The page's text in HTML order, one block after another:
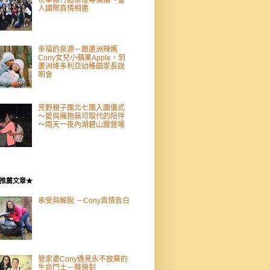
人國際真情相邀
幸福的泉源－跟蘆洲辣媽
Cony女兒小蘋果Apple，到
蘆洲維多利亞幼稚園家長說
明會
荒野親子團北七團入團儀式
～愛與擁抱無可取代的陪伴
～兩天一夜內湖碧山露營場
薦文章★
承受與解脫 －Cony真情告白
管家婆Cony遇見永不放棄的
生命鬥士－蔡榮釗